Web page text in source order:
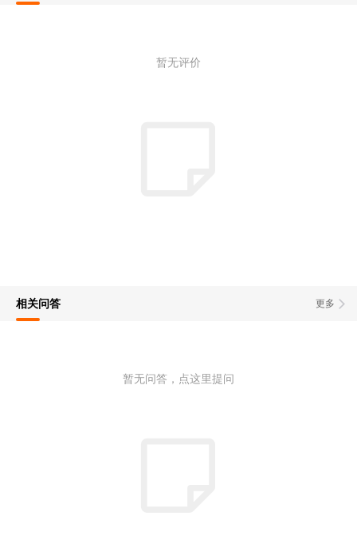
暂无评价
更多
相关问答
暂无问答，点这里提问